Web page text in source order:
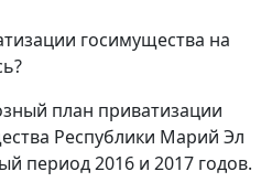
госимущества на
план приватизации
Республики Марий Эл
период 2016 и 2017 годов.